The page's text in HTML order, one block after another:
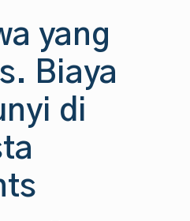
yang
Biaya
di